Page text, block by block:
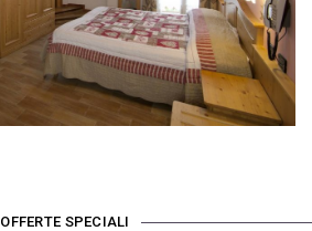
OFFERTE SPECIALI